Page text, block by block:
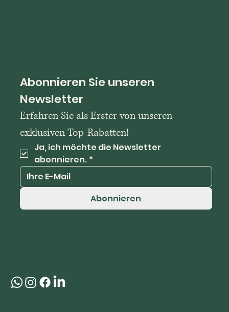
Abonnieren Sie unseren
Newsletter
Erfahren Sie als Erster von unseren
exklusiven Top-Rabatten!
Ja, ich möchte die Newsletter
abonnieren. *
Abonnieren